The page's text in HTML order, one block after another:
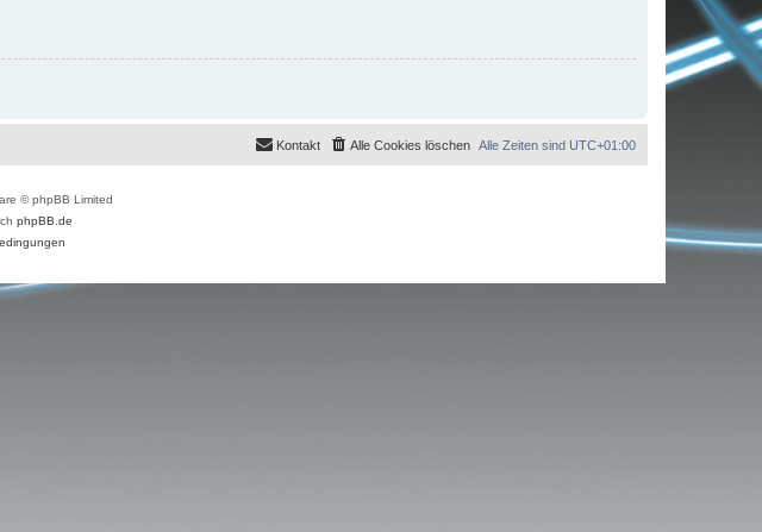
Alle Zeiten sind UTC+01:00
Alle Cookies löschen
Kontakt
© phpBB Limited
phpBB.de